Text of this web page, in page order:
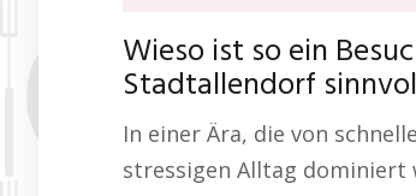
Wieso ist so ein
Stadtallendorf
In einer Ära, die von
stressigen Alltag